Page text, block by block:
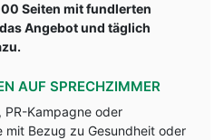
Seiten mit fundlerten
Angebot und täglich
AUF SPRECHZIMMER
PR-Kampagne oder
mit Bezug zu Gesundheit oder